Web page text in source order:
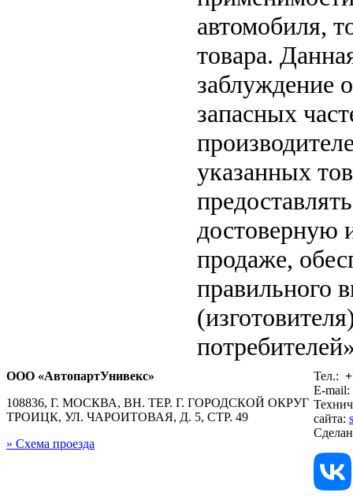
автомобиля,
товара.
заблуждение
запасных
указанных
достоверную
продаже,
правильного
ООО «АвтопартУнивекс»
108836, Г. МОСКВА, ВН. ТЕР. Г. ГОРОДСКОЙ ОКРУГ
ТРОИЦК, УЛ. ЧАРОИТОВАЯ, Д. 5, СТР. 49
» Схема проезда
Тел.:
E-mail:
сайта: